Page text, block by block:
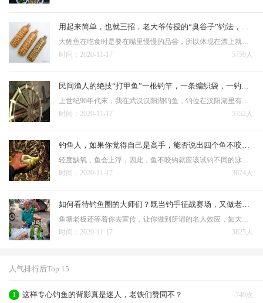
大鲤鱼在吃食时是要在嘴里慢慢的品尝，所以体现在漂上就会出现一点一点的，一旦鲤鱼把谷子从钩上弄掉后，钩和谷子就会脱落，鱼就会把钩吐出。我的方法是调平水钓一目或二目，这样的好处就是让小心的鲤鱼放心的吃饵，而…
5759人
时间：2020-11-17
上世纪90年代末，我在武汉汉阳湖钓鱼，钓位在汉阳湖里有一排竹墙的附近，我和钓友两人是早上6点到达那里的。 这种钓法的原理：因为甲鱼在水底待的时间长了需要上来换气，就是露出水面的那一刹那，被他…
5352人
时间：2020-11-17
轻度缺氧，鱼会上浮，因此，鱼不咬钩就应该试钓不同的泳层，采取逗钩、拖钩、引钩等手段，一直到有鱼咬钩为止。 鱼受惊吓会影响就饵；鱼受惊原因很多，尤其是钓浅水时鱼往往不爱咬钩，很多情况下是受到人为因素的…
3674人
时间：2020-11-17
鱼塘老板还等着你去宣传，让你做到所谓的名人效应，如大师都钓不到，那其他的钓友还去吗？ 可是钓鱼人有没有想过，即使给了你所谓的配方，你的钓技钓法不熟练，没有认知不会判断，你就能钓好鱼？花几千竿费不说，只给你…
3825人
时间：2020-11-17
人气排行后Top 15
749次
1 这样专心钓鱼的背影真是迷人，老铁们赞同不？